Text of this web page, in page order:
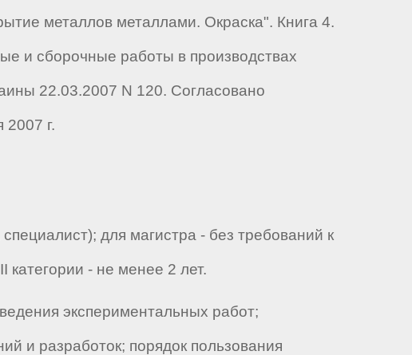
металлов металлами. Окраска". Книга 4.
и сборочные работы в производствах
22.03.2007 N 120. Согласовано
г.
для магистра - без требований к
- не менее 2 лет.
экспериментальных работ;
и разработок; порядок пользования